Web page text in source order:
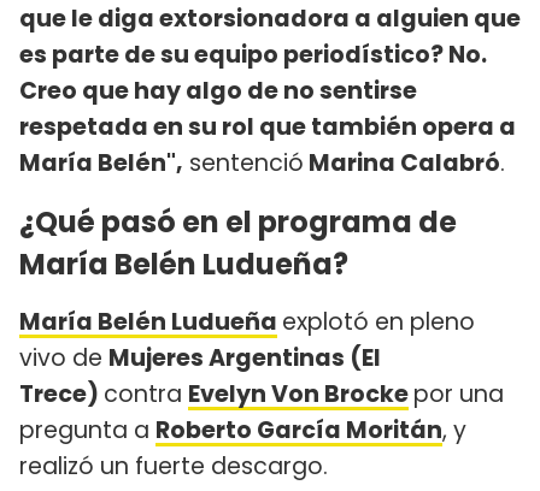
que le diga extorsionadora a alguien que
es parte de su equipo periodístico? No.
Creo que hay algo de no sentirse
respetada en su rol que también opera a
María Belén", sentenció Marina Calabró.
¿Qué pasó en el programa de
María Belén Ludueña?
María Belén Ludueña explotó en pleno
vivo de Mujeres Argentinas (El
Trece) contra Evelyn Von Brockepor una
pregunta a Roberto García Moritán, y
realizó un fuerte descargo.